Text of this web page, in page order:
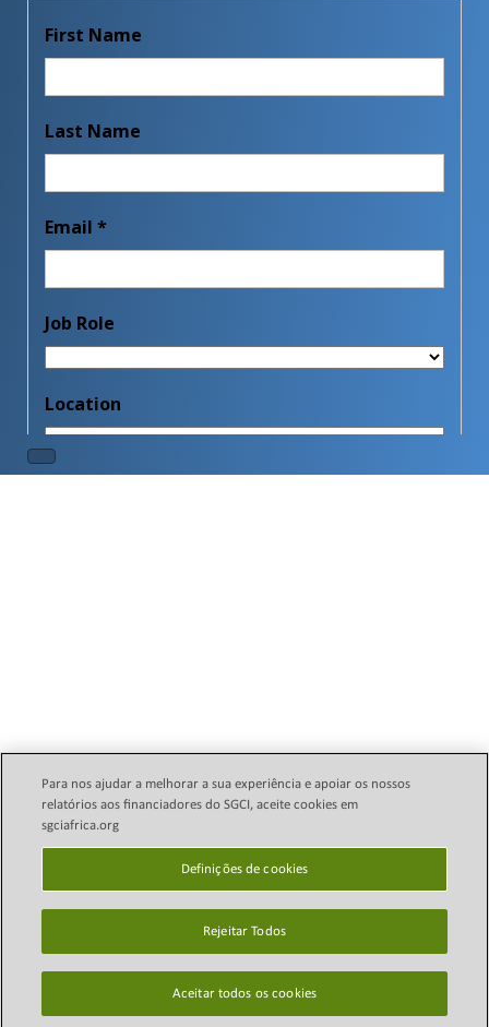
Direitos autorais © 2024
Science Granting Councils
Initiative (SGCI)
política de Privacidade
Definições de cookies
Para nos ajudar a melhorar a sua experiência e apoiar os nossos
relatórios aos financiadores do SGCI, aceite cookies em
sgciafrica.org
Definições de cookies
Rejeitar Todos
Aceitar todos os cookies